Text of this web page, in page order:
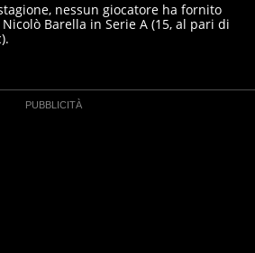
nessun giocatore ha fornito
Barella in Serie A (15, al pari di